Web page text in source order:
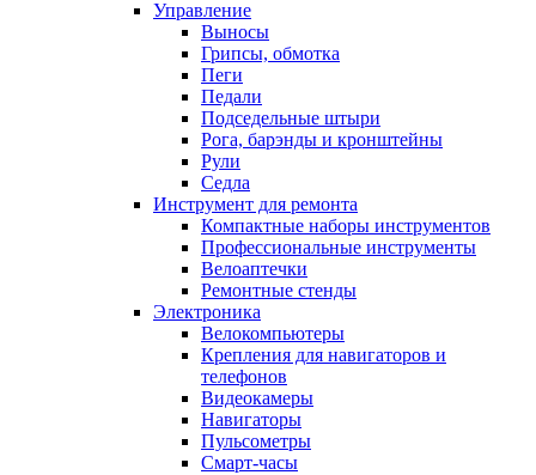
Управление
Выносы
Грипсы, обмотка
Пеги
Педали
Подседельные штыри
Рога, барэнды и кронштейны
Рули
Седла
Инструмент для ремонта
Компактные наборы инструментов
Профессиональные инструменты
Велоаптечки
Ремонтные стенды
Электроника
Велокомпьютеры
Крепления для навигаторов и
телефонов
Видеокамеры
Навигаторы
Пульсометры
Смарт-часы